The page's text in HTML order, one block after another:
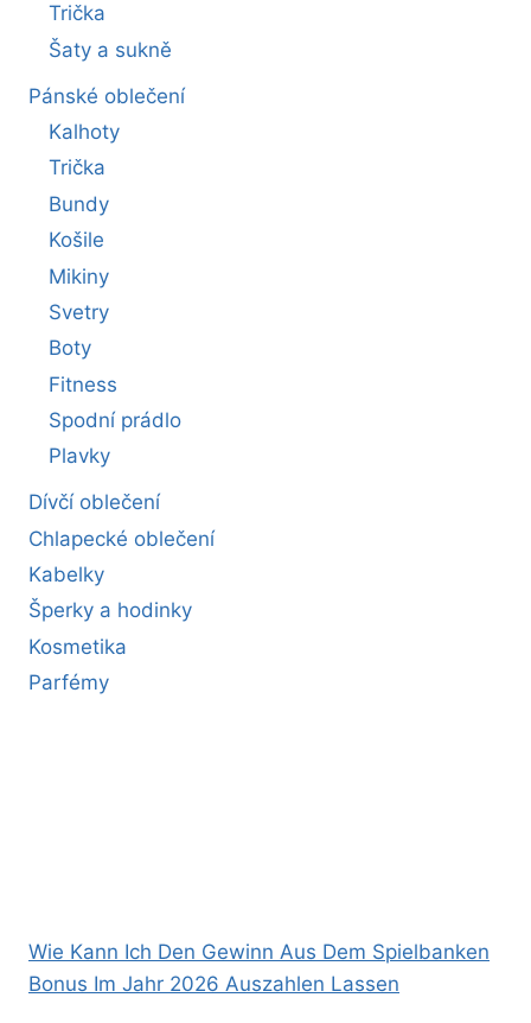
Trička
Šaty a sukně
Pánské oblečení
Kalhoty
Trička
Bundy
Košile
Mikiny
Svetry
Boty
Fitness
Spodní prádlo
Plavky
Dívčí oblečení
Chlapecké oblečení
Kabelky
Šperky a hodinky
Kosmetika
Parfémy
Wie Kann Ich Den Gewinn Aus Dem Spielbanken
Bonus Im Jahr 2026 Auszahlen Lassen